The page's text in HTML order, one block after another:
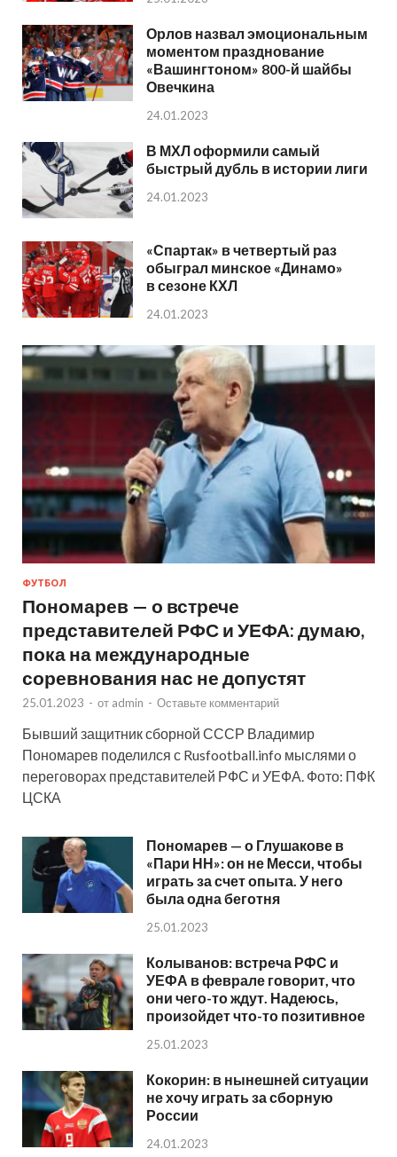
Орлов назвал эмоциональным
моментом празднование
«Вашингтоном» 800-й шайбы
Овечкина
24.01.2023
В МХЛ оформили самый
быстрый дубль в истории лиги
24.01.2023
«Спартак» в четвертый раз
обыграл минское «Динамо»
в сезоне КХЛ
24.01.2023
ФУТБОЛ
Пономарев — о встрече
представителей РФС и УЕФА: думаю,
пока на международные
соревнования нас не допустят
25.01.2023 - от admin - Оставьте комментарий
Бывший защитник сборной СССР Владимир
Пономарев поделился с Rusfootball.info мыслями о
переговорах представителей РФС и УЕФА. Фото: ПФК
ЦСКА
Пономарев — о Глушакове в
«Пари НН»: он не Месси, чтобы
играть за счет опыта. У него
была одна беготня
25.01.2023
Колыванов: встреча РФС и
УЕФА в феврале говорит, что
они чего-то ждут. Надеюсь,
произойдет что-то позитивное
25.01.2023
Кокорин: в нынешней ситуации
не хочу играть за сборную
России
24.01.2023